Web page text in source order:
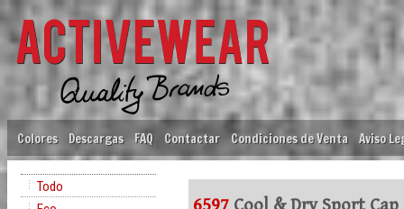
Colores Descargas FAQ Contactar Condiciones de Venta Aviso
Todo